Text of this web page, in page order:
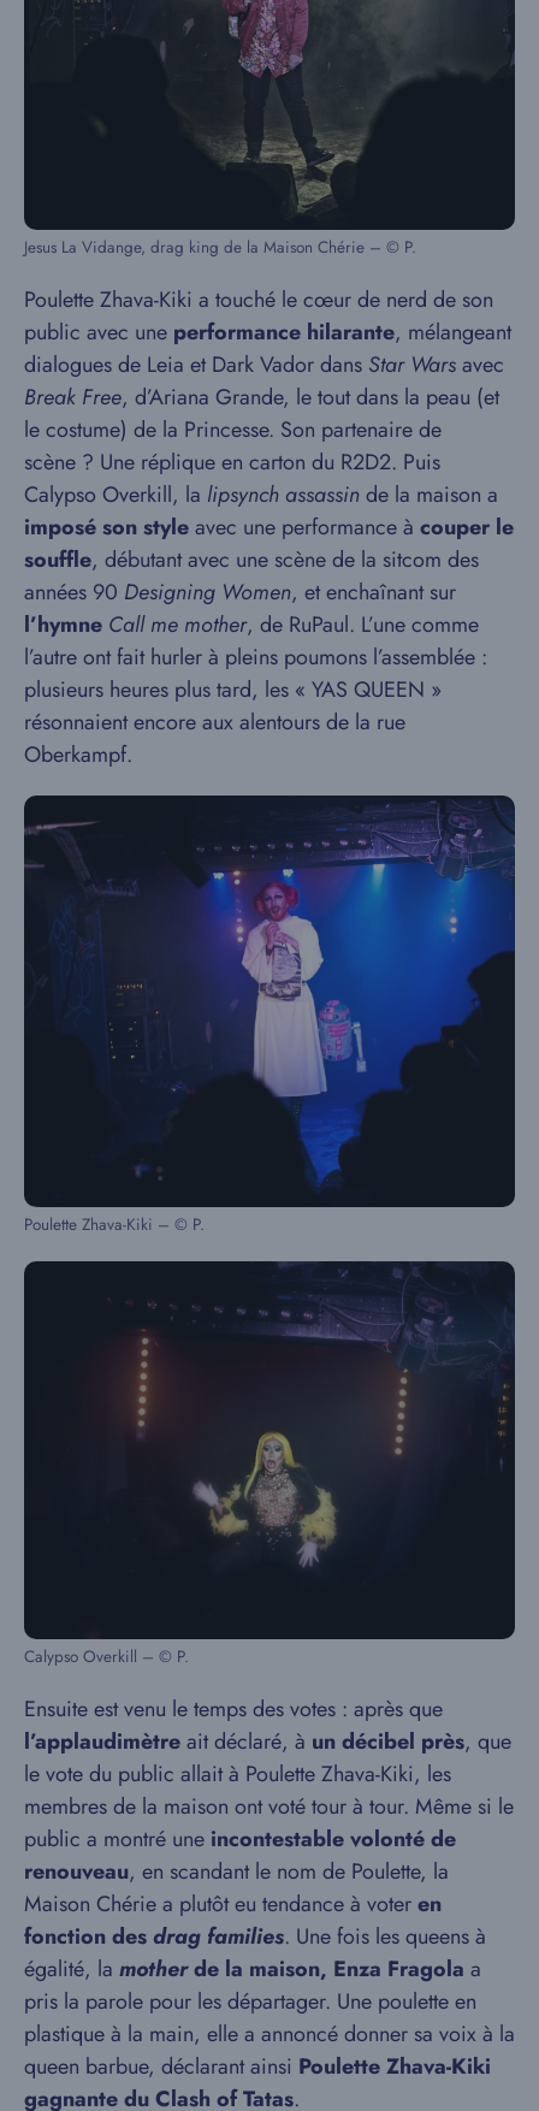
Jesus La Vidange, drag king de la Maison Chérie – © P.
Poulette Zhava-Kiki a touché le cœur de nerd de son
public avec une performance hilarante, mélangeant
dialogues de Leia et Dark Vador dans Star Warsavec
Break Free, d’Ariana Grande, le tout dans la peau (et
le costume) de la Princesse. Son partenaire de
scène ? Une réplique en carton du R2D2. Puis
Calypso Overkill, la lipsynch assassinde la maison a
imposé son styleavec une performance à couper le
souffle, débutant avec une scène de la sitcom des
années 90 Designing Women, et enchaînant sur
l’hymne Call me mother, de RuPaul. L’une comme
l’autre ont fait hurler à pleins poumons l’assemblée :
plusieurs heures plus tard, les « YAS QUEEN »
résonnaient encore aux alentours de la rue
Oberkampf.
Poulette Zhava-Kiki – © P.
Calypso Overkill – © P.
Ensuite est venu le temps des votes : après que
l’applaudimètreait déclaré, à un décibel près, que
le vote du public allait à Poulette Zhava-Kiki, les
membres de la maison ont voté tour à tour. Même si le
public a montré une incontestable volonté de
renouveau, en scandant le nom de Poulette, la
Maison Chérie a plutôt eu tendance à voteren
fonction desdrag families. Une fois les queens à
égalité, la motherde la maison, Enza Fragola a
pris la parole pour les départager. Une poulette en
plastique à la main, elle a annoncé donner sa voix à la
queen barbue, déclarant ainsi Poulette Zhava-Kiki
gagnante du Clash of Tatas.